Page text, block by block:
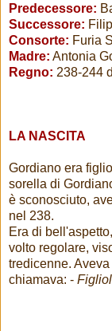
Predecessore:
Successore:
Consorte: Furia
Madre: Antonia
Regno: 238-244
LA NASCITA
Gordiano era
sorella di
è sconosciuto,
nel 238.
Era di
volto regolare,
tredicenne.
chiamava: -